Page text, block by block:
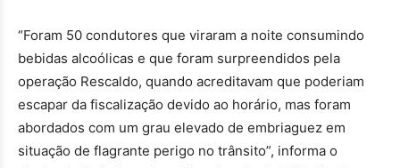
“Foram 50 condutores que viraram a noite consumindo
bebidas alcoólicas e que foram surpreendidos pela
operação Rescaldo, quando acreditavam que poderiam
escapar da fiscalização devido ao horário, mas foram
abordados com um grau elevado de embriaguez em
situação de flagrante perigo no trânsito”, informa o